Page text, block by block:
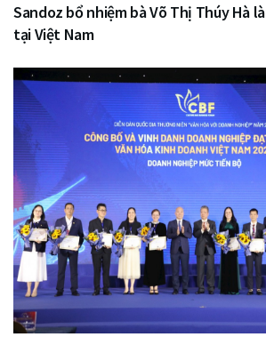
Sandoz bổ nhiệm bà Võ Thị Thúy Hà
tại Việt Nam